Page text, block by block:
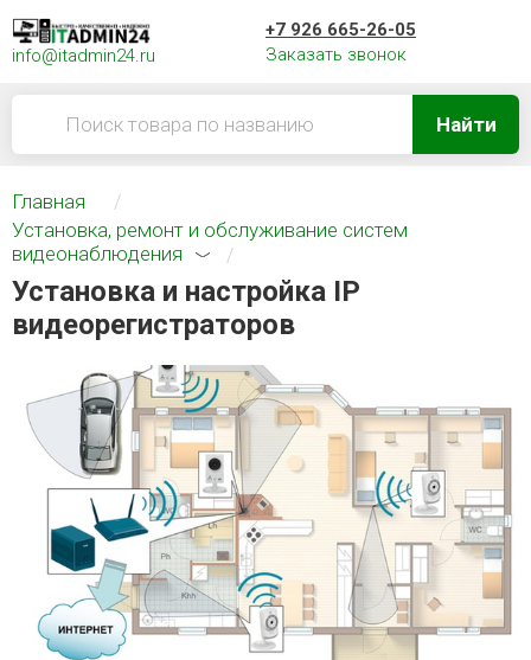
info@itadmin24.ru
+7 926 665-26-05
Заказать звонок
Найти
Главная
Установка, ремонт и обслуживание систем
видеонаблюдения
Установка и настройка IP
видеорегистраторов